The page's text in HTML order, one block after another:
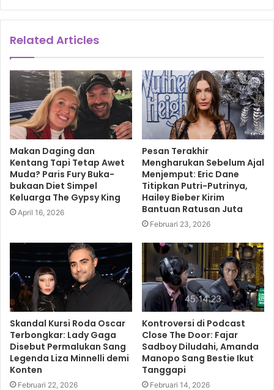
Dengan biaya mahal dan kerja keras, Laurel Sturt kini jadi
Mrs Hot.
Tekanan pekerjaan membuat tubuhnya melar dan sang
disainer yang beralih menjadi guru dan kemudian penulis
ini mengungkapkan pengalamannya pada 2013 dalam buku
‘Davonte’s Inferno: Ten Years in New York Public School
Gulag’.
Lebih dari satu dekade, bobot tubuhnya melar menjadi 242
pound (109,76kg) di usia 56.
“Bisa saja Anda menerima kenyataan itu, tapi membuat
depresi melihat diri Anda di cermin karena Anda tak lagi
seperti Anda sebelumnya,” ujar Laurel di The Post.
Perubahan harus dilakukan. Laurel mulai fokus pada
fisiknya. Ia menjaga kesehatannya dengan ketat.
Related Articles
Makan Daging dan
Kentang Tapi Tetap Awet
Muda? Paris Fury Buka-
bukaan Diet Simpel
Keluarga The Gypsy King
April 16, 2026
Pesan Terakhir
Mengharukan Sebelum Ajal
Menjemput: Eric Dane
Titipkan Putri-Putrinya,
Hailey Bieber Kirim
Bantuan Ratusan Juta
Februari 23, 2026
Skandal Kursi Roda Oscar
Terbongkar: Lady Gaga
Disebut Permalukan Sang
Legenda Liza Minnelli demi
Konten
Februari 22, 2026
Kontroversi di Podcast
Close The Door: Fajar
Sadboy Diludahi, Amanda
Manopo Sang Bestie Ikut
Tanggapi
Februari 14, 2026